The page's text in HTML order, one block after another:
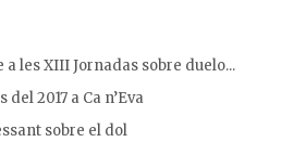
les XIII Jornadas sobre duelo...
2017 a Ca n’Eva
sobre el dol